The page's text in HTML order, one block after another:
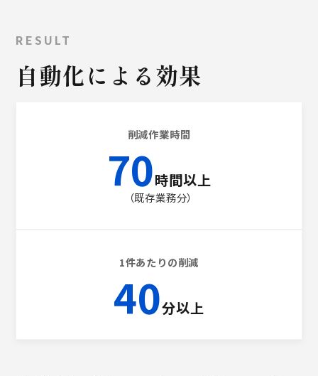
RESULT
自動化による効果
削減作業時間
70時間以上
（既存業務分）
1件あたりの削減
40分以上